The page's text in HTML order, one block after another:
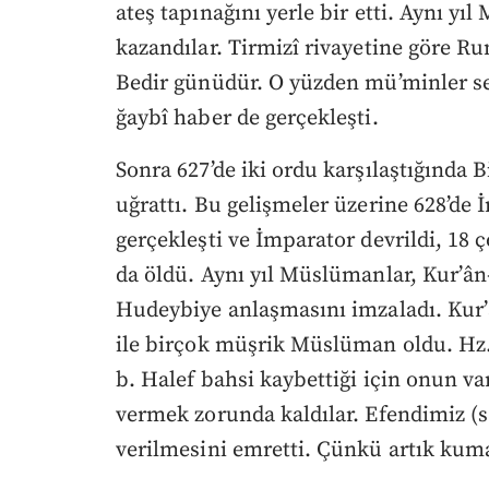
ateş tapınağını yerle bir etti. Aynı
kazandılar. Tirmizî rivayetine göre
Bedir günüdür. O yüzden mü’minler
ğaybî haber de gerçekleşti.
Sonra 627’de iki ordu
uğrattı. Bu gelişmeler üzerine 628’de
gerçekleşti ve İmparator devrildi, 18
da öldü. Aynı yıl Müslümanlar,
Hudeybiye anlaşmasını imzaladı.
ile birçok müşrik Müslüman oldu.
b. Halef bahsi kaybettiği için onun
vermek zorunda kaldılar. Efendimiz
verilmesini emretti. Çünkü artık